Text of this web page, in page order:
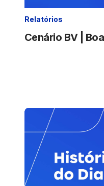
Relatórios
Cenário BV |